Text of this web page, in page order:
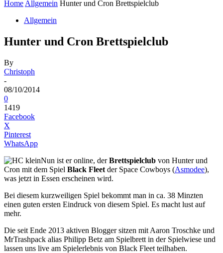
Home Allgemein Hunter und Cron Brettspielclub
Allgemein
Hunter und Cron Brettspielclub
By
Christoph
-
08/10/2014
0
1419
Facebook
X
Pinterest
WhatsApp
Nun ist er online, derBrettspielclub von Hunter und
Cron mit dem Spiel Black Fleet der Space Cowboys (Asmodee),
was jetzt in Essen erscheinen wird.
Bei diesem kurzweiligen Spiel bekommt man in ca. 38 Minzten
einen guten ersten Eindruck von diesem Spiel. Es macht lust auf
mehr.
Die seit Ende 2013 aktiven Blogger sitzen mit Aaron Troschke und
MrTrashpack alias Philipp Betz am Spielbrett in der Spielwiese und
lassen uns live am Spielerlebnis von Black Fleet teilhaben.